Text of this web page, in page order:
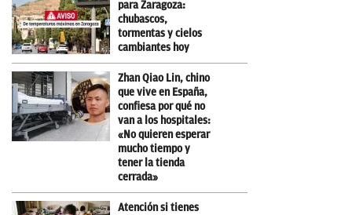
para Zaragoza:
chubascos,
tormentas y cielos
cambiantes hoy
Zhan Qiao Lin, chino
que vive en España,
confiesa por qué no
van a los hospitales:
«No quieren esperar
mucho tiempo y
tener la tienda
cerrada»
Atención si tienes